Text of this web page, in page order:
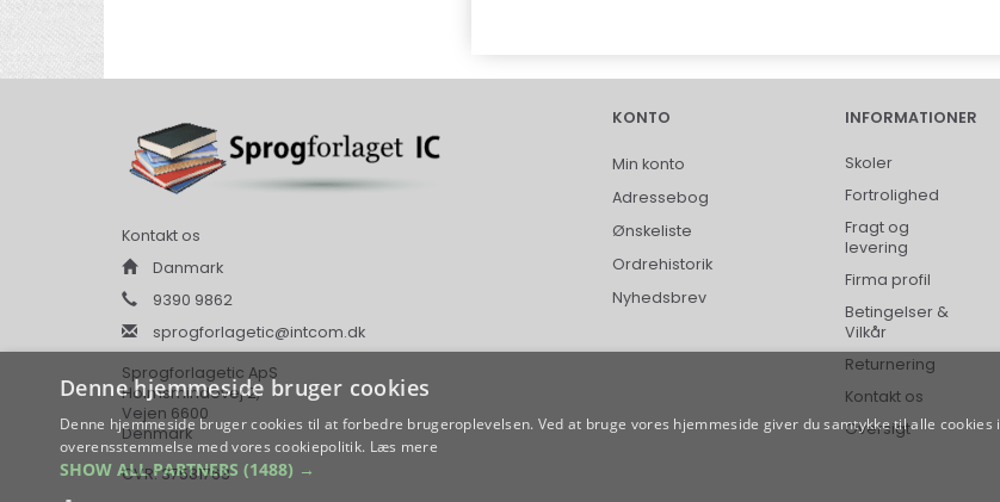
Kontakt os
Danmark
9390 9862
sprogforlagetic@intcom.dk
Sprogforlagetic ApS
Holmsmindevej 2,
Vejen 6600
Denmark
CVR: 37581763
KONTO
Min konto
Adressebog
Ønskeliste
Ordrehistorik
Nyhedsbrev
INFORMATIONER
Skoler
Fortrolighed
Fragt og
levering
Firma profil
Betingelser &
Vilkår
Returnering
Kontakt os
Oversigt
Denne hjemmeside bruger cookies
Denne hjemmeside bruger cookies til at forbedre brugeroplevelsen. Ved at bruge vores hjemmeside giver du samtykke til alle cookies i
overensstemmelse med vores cookiepolitik. Læs mere
SHOW ALL PARTNERS (1488) →